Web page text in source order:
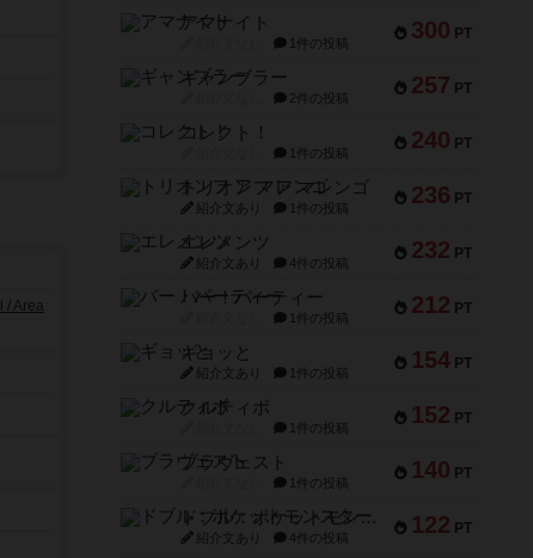
/ Area
300 PT
アマナイト
1件の投稿
257 PT
ギャンブラー
2件の投稿
240 PT
コレクト！
1件の投稿
236 PT
トリオンフ ア マレンゴ
紹介文あり 1件の投稿
232 PT
エレメンツ
紹介文あり 4件の投稿
212 PT
バー！パーティー
1件の投稿
154 PT
ギョッと
紹介文あり 1件の投稿
152 PT
クルティボ
1件の投稿
140 PT
ブラヴェスト
1件の投稿
122 PT
ドブル：ポケットモンスター
紹介文あり 4件の投稿